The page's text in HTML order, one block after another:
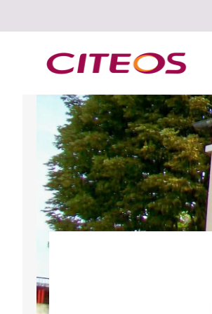
Rechercher :